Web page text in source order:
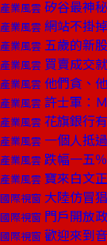
產業風雲 矽谷最神
產業風雲 網站不掛
產業風雲 五歲的新
產業風雲 買賣成交
產業風雲 他們貪、
產業風雲 許士軍：
產業風雲 花旗銀行
產業風雲 一個人抵
產業風雲 跌幅一五
產業風雲 寶來白文
國際視窗 大陸仿冒
國際視窗 門戶開放
國際視窗 歡迎來到